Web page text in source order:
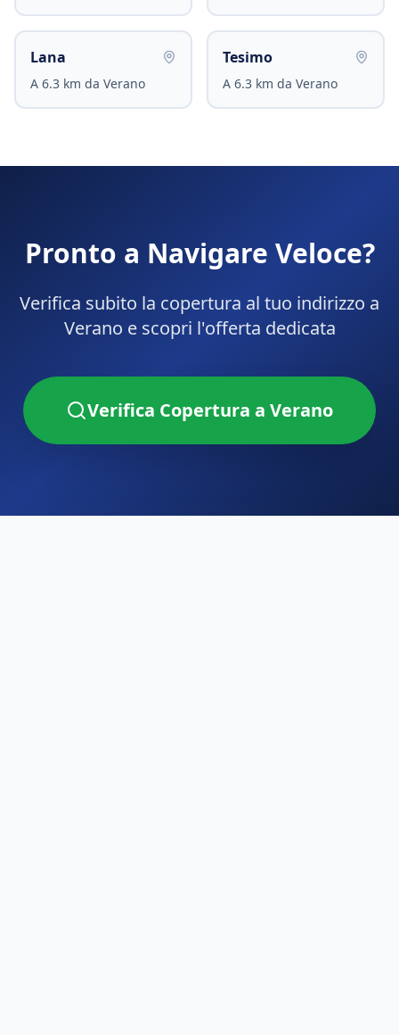
Lana
A 6.3 km da Verano
Tesimo
A 6.3 km da Verano
Pronto a Navigare Veloce?
Verifica subito la copertura al tuo indirizzo a
Verano e scopri l'offerta dedicata
Verifica Copertura a Verano